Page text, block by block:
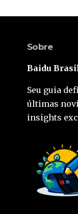
Sobre
Baidu
Seu guia
últimas
insights